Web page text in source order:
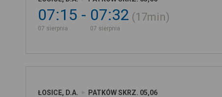
07:15
07 sierpnia
07:32
07 sierpnia
17min
ŁOSICE, D.A. PATKÓW SKRZ. 05,06